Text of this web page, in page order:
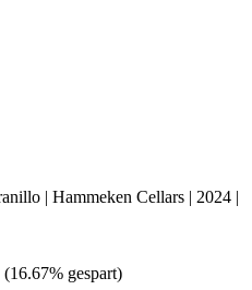
(16.67% gespart)